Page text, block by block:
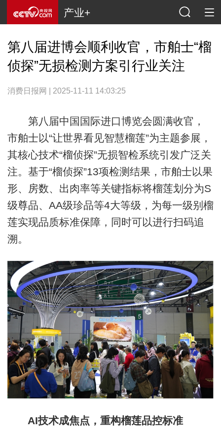
产业+
第八届进博会顺利收官，市舶士“榴
侦探”无损检测方案引行业关注
消费日报网 | 2025-11-11 14:03:25
第八届中国国际进口博览会圆满收官，
市舶士以“让世界看见智慧榴莲”为主题参展，
其核心技术“榴侦探”无损智检系统引发广泛关
注。基于“榴侦探”13项检测结果，市舶士以果
形、房数、出肉率等关键指标将榴莲划分为S
级尊品、AA级珍品等4大等级，为每一级别榴
莲实现品质标准保障，同时可以进行扫码追
溯。
AI技术成焦点，重构榴莲品控标准